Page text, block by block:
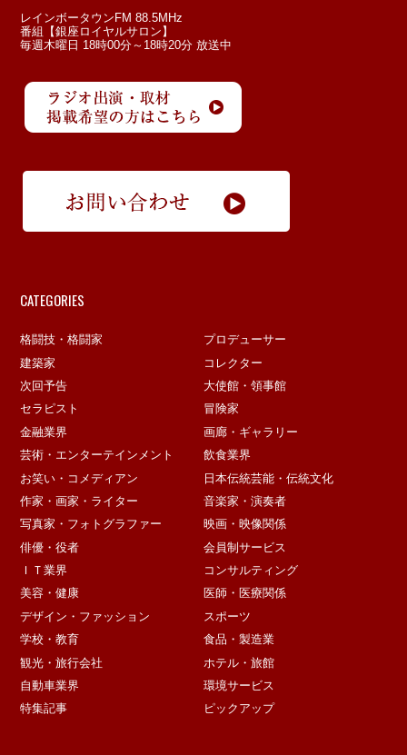
レインボータウンFM 88.5MHz
番組【銀座ロイヤルサロン】
毎週木曜日 18時00分～18時20分 放送中
CATEGORIES
格闘技・格闘家
プロデューサー
建築家
コレクター
次回予告
大使館・領事館
セラピスト
冒険家
金融業界
画廊・ギャラリー
芸術・エンターテインメント
飲食業界
お笑い・コメディアン
日本伝統芸能・伝統文化
作家・画家・ライター
音楽家・演奏者
写真家・フォトグラファー
映画・映像関係
俳優・役者
会員制サービス
ＩＴ業界
コンサルティング
美容・健康
医師・医療関係
デザイン・ファッション
スポーツ
学校・教育
食品・製造業
観光・旅行会社
ホテル・旅館
自動車業界
環境サービス
特集記事
ピックアップ